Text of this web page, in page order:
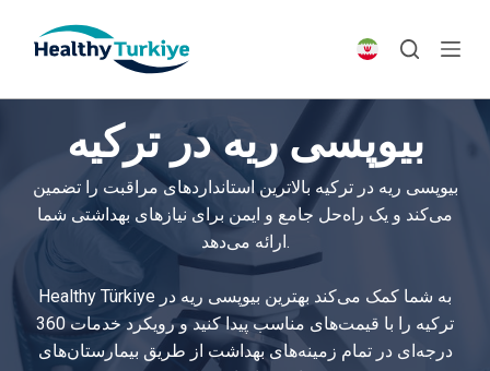
p
بیوپسی ریه در ترکیه
بیوپسی ریه در ترکیه بالاترین استانداردهای مراقبت را تضمین
می‌کند و یک راه‌حل جامع و ایمن برای نیازهای بهداشتی شما
ارائه می‌دهد.
Healthy Türkiye به شما کمک می‌کند بهترین بیوپسی ریه در
ترکیه را با قیمت‌های مناسب پیدا کنید و رویکرد خدمات 360
درجه‌ای در تمام زمینه‌های بهداشت از طریق بیمارستان‌های